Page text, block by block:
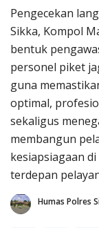
Lantas
Polisi Kita
Giat Ops
Pengecekan
Sikka, Kompol
bentuk
personel piket
guna
optimal,
sekaligus
membangun
kesiapsiagaan
terdepan
Humas Polres